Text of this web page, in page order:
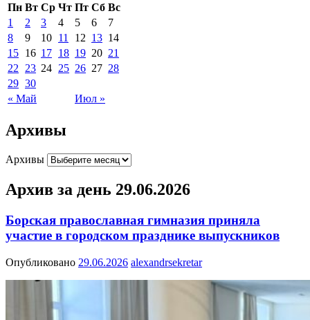
Пн Вт Ср Чт Пт Сб Вс
« Май Июл »
1 2 3 4 5 6
7
8
9 10 11 12 13 14
15 16 17 18 19 20 21
22
23 24 25 26 27 28
29 30
Архивы
Архивы
Архив за день 29.06.2026
Борская православная гимназия приняла
участие в городском празднике выпускников
Опубликовано 29.06.2026 alexandrsekretar